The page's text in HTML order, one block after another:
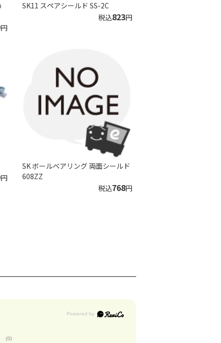
円
SK11 スペアシールド SS-2C
税込823円
円
SK ボールベアリング 両面シールド
608ZZ
税込768円
(0)